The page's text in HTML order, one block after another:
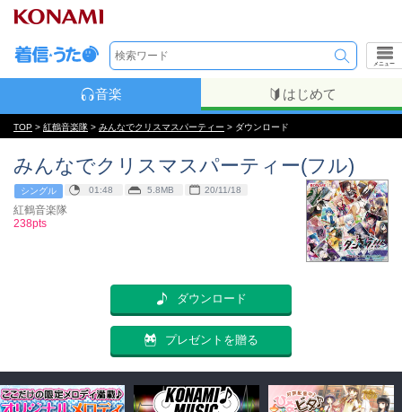
メニュー
音楽 はじめて
TOP > 紅鶴音楽隊 > みんなでクリスマスパーティー > ダウンロード
みんなでクリスマスパーティー(フル)
シングル 01:48 5.8MB 20/11/18
紅鶴音楽隊
238pts
ダウンロード
プレゼントを贈る